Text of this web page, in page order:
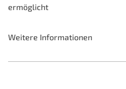
ermöglicht
Weitere Informationen